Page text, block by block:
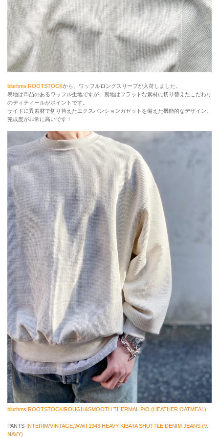
blurhms ROOTSTOCKから、ワッフルロングスリーブが入荷しました。
表地は凹凸のあるワッフル生地ですが、裏地はフラットな素材に切り替えたこだわり
のディティールがポイントです。
サイドに異素材で切り替えたエクスパンションガゼットを備えた機能的なデザイン。
完成度が非常に高いです！
blurhms ROOTSTOCK/ROUGH&SMOOTH THERMAL P/O (HEATHER OATMEAL)
PANTS- INTERIM/VINTAGE,WWII 1943 HEAVY KIBATA SHUTTLE DENIM JEANS (V.
NAVY)